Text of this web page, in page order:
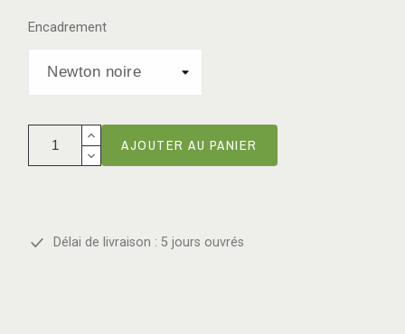
Encadrement
AJOUTER AU PANIER
Délai de livraison : 5 jours ouvrés